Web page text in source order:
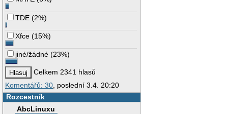
TDE (2%)
Xfce (15%)
jiné/žádné (23%)
Celkem 2341 hlasů
Komentářů: 30 , poslední 3.4. 20:20
Rozcestník
AbcLinuxu